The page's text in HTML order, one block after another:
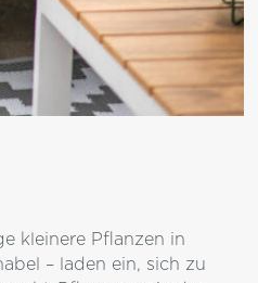
kleinere Pflanzen in
– laden ein, sich zu